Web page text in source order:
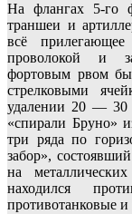
На флангах 5-го
траншеи и
всё
проволокой и
фортовым рвом
стрелковыми
удалении 20 — 30
«спирали Бруно»
три ряда по
забор»,
на
находился
противотанковые